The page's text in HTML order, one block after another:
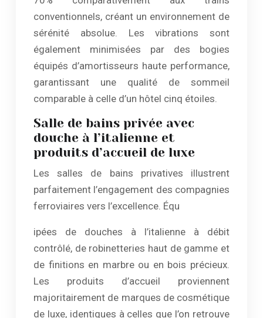
conventionnels, créant un environnement de
sérénité absolue. Les vibrations sont
également minimisées par des bogies
équipés d’amortisseurs haute performance,
garantissant une qualité de sommeil
comparable à celle d’un hôtel cinq étoiles.
Salle de bains privée avec
douche à l’italienne et
produits d’accueil de luxe
Les salles de bains privatives illustrent
parfaitement l’engagement des compagnies
ferroviaires vers l’excellence. Équ
ipées de douches à l’italienne à débit
contrôlé, de robinetteries haut de gamme et
de finitions en marbre ou en bois précieux.
Les produits d’accueil proviennent
majoritairement de marques de cosmétique
de luxe, identiques à celles que l’on retrouve